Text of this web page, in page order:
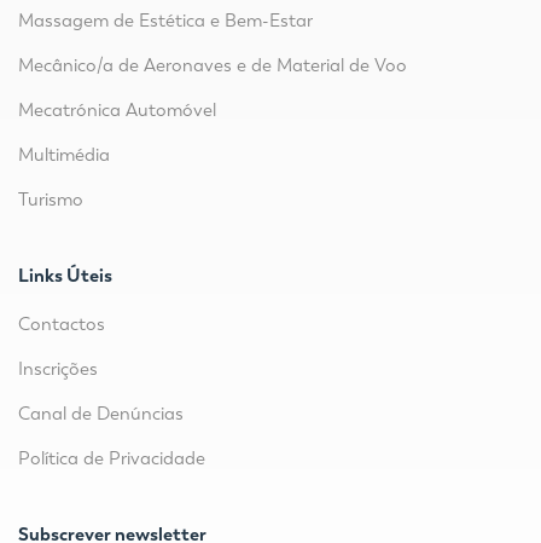
Massagem de Estética e Bem-Estar
Mecânico/a de Aeronaves e de Material de Voo
Mecatrónica Automóvel
Multimédia
Turismo
Links Úteis
Contactos
Inscrições
Canal de Denúncias
Política de Privacidade
Subscrever newsletter